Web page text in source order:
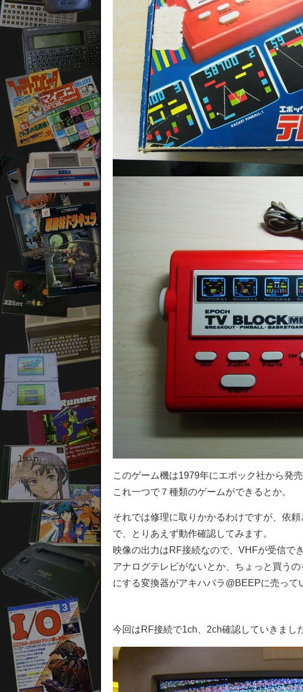
このゲーム機は1979年にエポック社から発
これ一つで７種類のゲームができるとか。
それでは修理に取りかかるわけですが、 依頼
で、
とりあえず動作確認してみます。
映像の出力はRF接続なので、VHFが受信で
アナログテレビがないとか、ちょっと買うの
にする変換器がアキハバラ@BEEPに売って
今回はRF接続で1ch、2ch確認していきまし